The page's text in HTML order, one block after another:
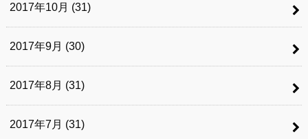
2017年10月 (31)
2017年9月 (30)
2017年8月 (31)
2017年7月 (31)